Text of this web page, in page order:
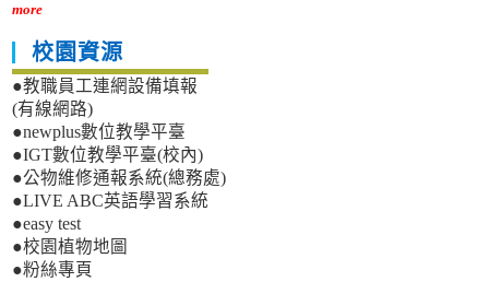
more
校園資源
●教職員工連網設備填報
(有線網路)
●newplus數位教學平臺
●IGT數位教學平臺(校內)
●公物維修通報系統(總務處)
●LIVE ABC英語學習系統
●easy test
●校園植物地圖
●粉絲專頁